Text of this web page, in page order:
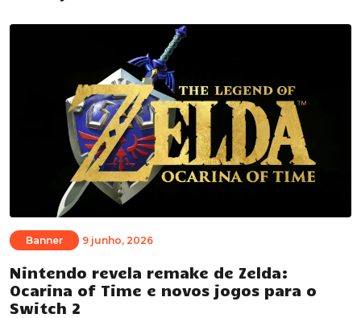
Banner 9 junho, 2026
Nintendo revela remake de Zelda:
Ocarina of Time e novos jogos para o
Switch 2